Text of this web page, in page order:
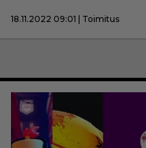
18.11.2022 09:01 | Toimitus